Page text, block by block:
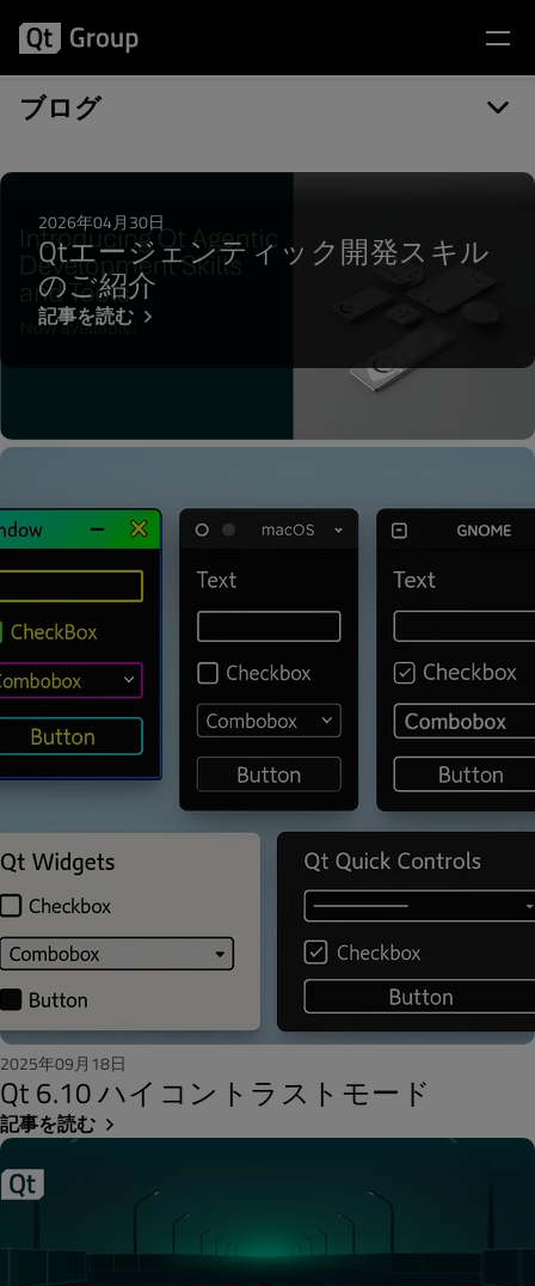
ブログ
記事カテゴリー: Qt Quick Controls
2026年04月30日
Qtエージェンティック開発スキル
のご紹介
記事を読む
2025年09月18日
Qt 6.10 ハイコントラストモード
記事を読む